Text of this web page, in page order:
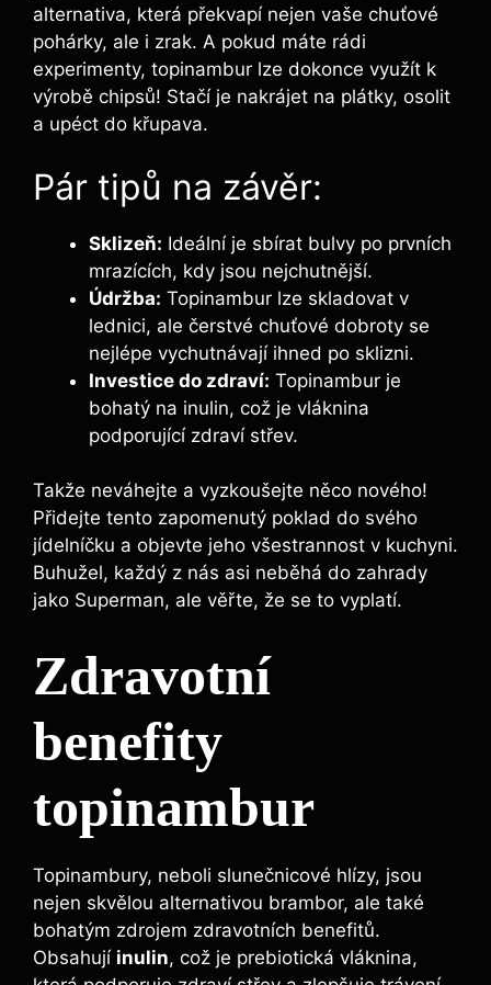
alternativa, která překvapí nejen vaše chuťové
pohárky, ale i zrak. A pokud máte rádi
experimenty, topinambur lze dokonce využít k
výrobě chipsů! Stačí je nakrájet na plátky, osolit
a upéct do křupava.
Pár tipů na závěr:
Sklizeň: Ideální je sbírat bulvy po prvních
mrazících, kdy jsou nejchutnější.
Údržba: Topinambur lze skladovat v
lednici, ale čerstvé chuťové dobroty se
nejlépe vychutnávají ihned po sklizni.
Investice do zdraví: Topinambur je
bohatý na inulin, což je vláknina
podporující zdraví střev.
Takže neváhejte a vyzkoušejte něco nového!
Přidejte tento zapomenutý poklad do svého
jídelníčku a objevte jeho všestrannost v kuchyni.
Buhužel, každý z nás asi neběhá do zahrady
jako Superman, ale věřte, že se to vyplatí.
Zdravotní
benefity
topinambur
Topinambury, neboli slunečnicové hlízy, jsou
nejen skvělou alternativou brambor, ale také
bohatým zdrojem zdravotních benefitů.
Obsahují inulin, což je prebiotická vláknina,